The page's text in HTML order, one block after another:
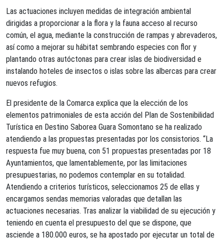
Las actuaciones incluyen medidas de integración ambiental
dirigidas a proporcionar a la flora y la fauna acceso al recurso
común, el agua, mediante la construcción de rampas y abrevaderos,
así como a mejorar su hábitat sembrando especies con flor y
plantando otras autóctonas para crear islas de biodiversidad e
instalando hoteles de insectos o islas sobre las albercas para crear
nuevos refugios.
El presidente de la Comarca explica que la elección de los
elementos patrimoniales de esta acción del Plan de Sostenibilidad
Turística en Destino Saborea Guara Somontano se ha realizado
atendiendo a las propuestas presentadas por los consistorios. “La
respuesta fue muy buena, con 51 propuestas presentadas por 18
Ayuntamientos, que lamentablemente, por las limitaciones
presupuestarias, no podemos contemplar en su totalidad.
Atendiendo a criterios turísticos, seleccionamos 25 de ellas y
encargamos sendas memorias valoradas que detallan las
actuaciones necesarias. Tras analizar la viabilidad de su ejecución y
teniendo en cuenta el presupuesto del que se dispone, que
asciende a 180.000 euros, se ha apostado por ejecutar un total de